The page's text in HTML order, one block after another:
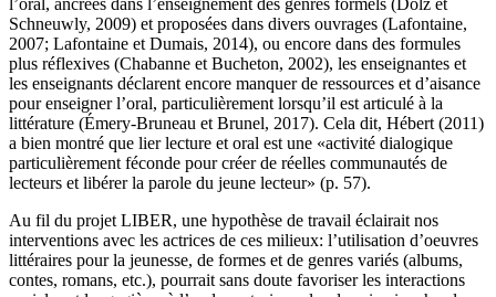
l’oral, ancrées dans l’enseignement des genres formels (Dolz et
Schneuwly, 2009) et proposées dans divers ouvrages (Lafontaine,
2007; Lafontaine et Dumais, 2014), ou encore dans des formules
plus réflexives (Chabanne et Bucheton, 2002), les enseignantes et
les enseignants déclarent encore manquer de ressources et d’aisance
pour enseigner l’oral, particulièrement lorsqu’il est articulé à la
littérature (Émery-Bruneau et Brunel, 2017). Cela dit, Hébert (2011)
a bien montré que lier lecture et oral est une «activité dialogique
particulièrement féconde pour créer de réelles communautés de
lecteurs et libérer la parole du jeune lecteur» (p. 57).
Au fil du projet LIBER, une hypothèse de travail éclairait nos
interventions avec les actrices de ces milieux: l’utilisation d’oeuvres
littéraires pour la jeunesse, de formes et de genres variés (albums,
contes, romans, etc.), pourrait sans doute favoriser les interactions